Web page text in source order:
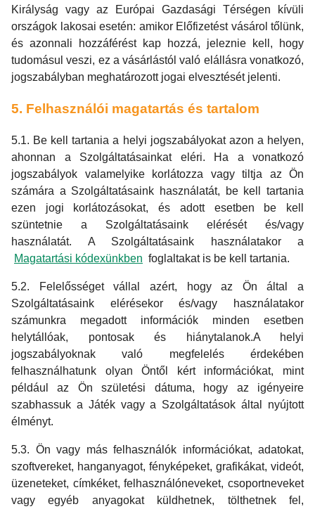
Királyság vagy az Európai Gazdasági Térségen kívüli
országok lakosai esetén: amikor Előfizetést vásárol tőlünk,
és azonnali hozzáférést kap hozzá, jeleznie kell, hogy
tudomásul veszi, ez a vásárlástól való elállásra vonatkozó,
jogszabályban meghatározott jogai elvesztését jelenti.
5. Felhasználói magatartás és tartalom
5.1. Be kell tartania a helyi jogszabályokat azon a helyen,
ahonnan a Szolgáltatásainkat eléri. Ha a vonatkozó
jogszabályok valamelyike korlátozza vagy tiltja az Ön
számára a Szolgáltatásaink használatát, be kell tartania
ezen jogi korlátozásokat, és adott esetben be kell
szüntetnie a Szolgáltatásaink elérését és/vagy
használatát. A Szolgáltatásaink használatakor a
Magatartási kódexünkben foglaltakat is be kell tartania.
5.2. Felelősséget vállal azért, hogy az Ön által a
Szolgáltatásaink elérésekor és/vagy használatakor
számunkra megadott információk minden esetben
helytállóak, pontosak és hiánytalanok.A helyi
jogszabályoknak való megfelelés érdekében
felhasználhatunk olyan Öntől kért információkat, mint
például az Ön születési dátuma, hogy az igényeire
szabhassuk a Játék vagy a Szolgáltatások által nyújtott
élményt.
5.3. Ön vagy más felhasználók információkat, adatokat,
szoftvereket, hanganyagot, fényképeket, grafikákat, videót,
üzeneteket, címkéket, felhasználóneveket, csoportneveket
vagy egyéb anyagokat küldhetnek, tölthetnek fel,